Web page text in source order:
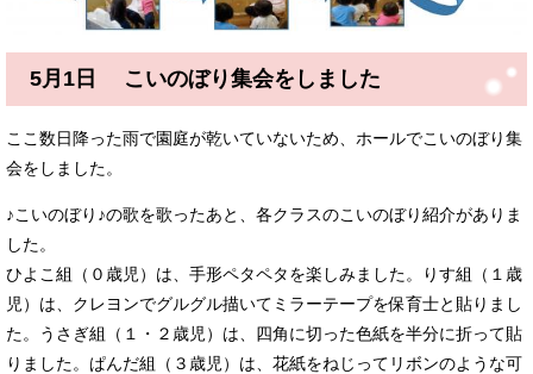
5月1日 こいのぼり集会をしました
ここ数日降った雨で園庭が乾いていないため、ホールでこいのぼり集
会をしました。
♪こいのぼり♪の歌を歌ったあと、各クラスのこいのぼり紹介がありま
した。
ひよこ組（０歳児）は、手形ペタペタを楽しみました。りす組（１歳
児）は、クレヨンでグルグル描いてミラーテープを保育士と貼りまし
た。うさぎ組（１・２歳児）は、四角に切った色紙を半分に折って貼
りました。ぱんだ組（３歳児）は、花紙をねじってリボンのような可